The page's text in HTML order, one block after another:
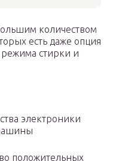
количеством
есть даже опция
стирки и
электроники
положительных